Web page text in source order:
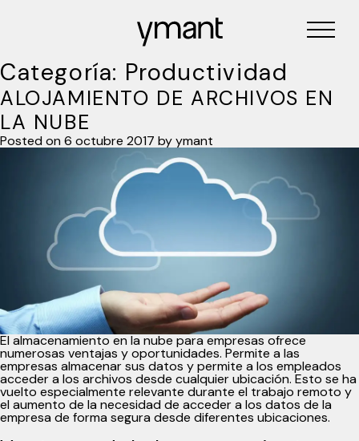
Categoría: Productividad
ALOJAMIENTO DE ARCHIVOS EN
LA NUBE
Posted on 6 octubre 2017 byymant
El almacenamiento en la nube para empresas ofrece
numerosas ventajas y oportunidades. Permite a las
empresas almacenar sus datos y permite a los empleados
acceder a los archivos desde cualquier ubicación. Esto se ha
vuelto especialmente relevante durante el trabajo remoto y
el aumento de la necesidad de acceder a los datos de la
empresa de forma segura desde diferentes ubicaciones.